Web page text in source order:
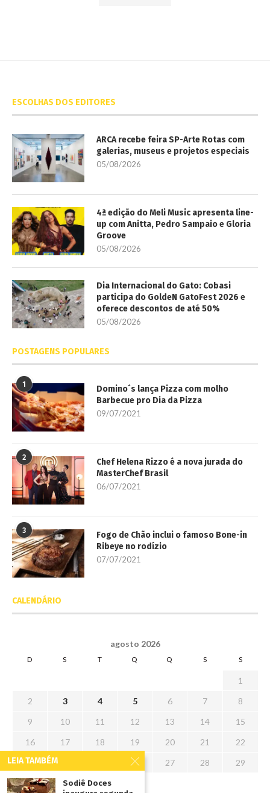
ESCOLHAS DOS EDITORES
ARCA recebe feira SP-Arte Rotas com
galerias, museus e projetos especiais
05/08/2026
4ª edição do Meli Music apresenta line-
up com Anitta, Pedro Sampaio e Gloria
Groove
05/08/2026
Dia Internacional do Gato: Cobasi
participa do GoldeN GatoFest 2026 e
oferece descontos de até 50%
05/08/2026
POSTAGENS POPULARES
1
Domino´s lança Pizza com molho
Barbecue pro Dia da Pizza
09/07/2021
2
Chef Helena Rizzo é a nova jurada do
MasterChef Brasil
06/07/2021
3
Fogo de Chão inclui o famoso Bone-in
Ribeye no rodízio
07/07/2021
CALENDÁRIO
agosto 2026
D S T Q Q S S
1
2
3 4 5 6 7
8
9
10 11 12 13 14
15
16
17 18 19 20 21
22
23
26 27 28
29
30
31
LEIA TAMBÉM
Sodiê Doces